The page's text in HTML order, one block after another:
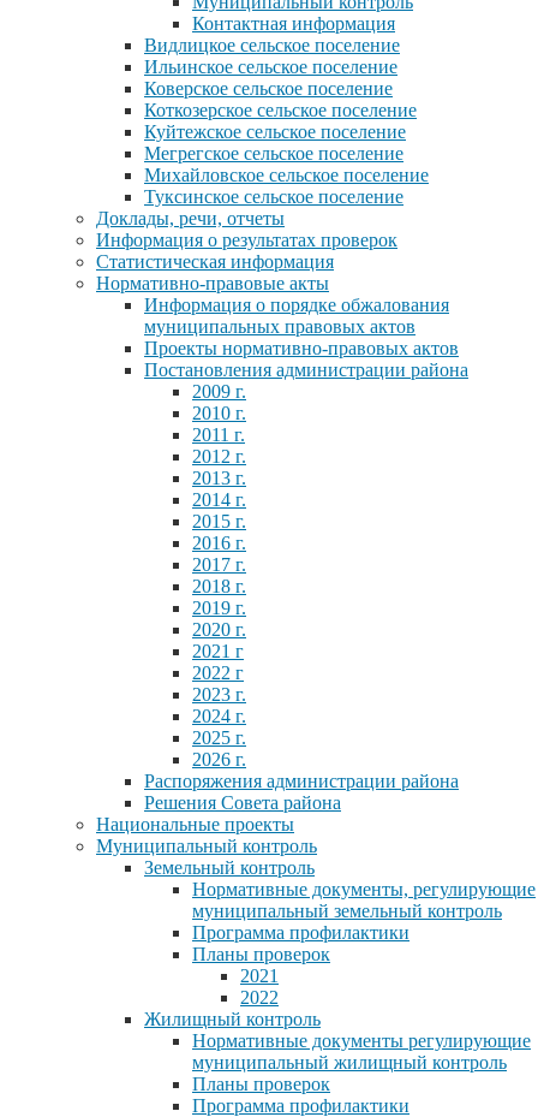
Контактная информация
Видлицкое сельское поселение
Ильинское сельское поселение
Коверское сельское поселение
Коткозерское сельское поселение
Куйтежское сельское поселение
Мегрегское сельское поселение
Михайловское сельское поселение
Туксинское сельское поселение
Доклады, речи, отчеты
Информация о результатах проверок
Статистическая информация
Нормативно-правовые акты
Информация о порядке обжалования
муниципальных правовых актов
Проекты нормативно-правовых актов
Постановления администрации района
2009 г.
2010 г.
2011 г.
2012 г.
2013 г.
2014 г.
2015 г.
2016 г.
2017 г.
2018 г.
2019 г.
2020 г.
2021 г
2022 г
2023 г.
2024 г.
2025 г.
2026 г.
Распоряжения администрации района
Решения Совета района
Национальные проекты
Муниципальный контроль
Земельный контроль
Нормативные документы, регулирующие
муниципальный земельный контроль
Программа профилактики
Планы проверок
2021
2022
Жилищный контроль
Нормативные документы регулирующие
муниципальный жилищный контроль
Планы проверок
Программа профилактики